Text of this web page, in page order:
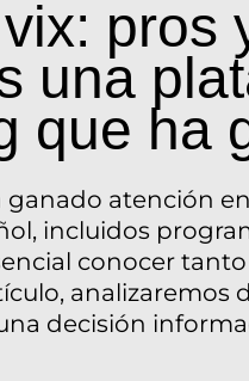
pros
una
que ha
atención
incluidos
conocer
analizaremos
decisión